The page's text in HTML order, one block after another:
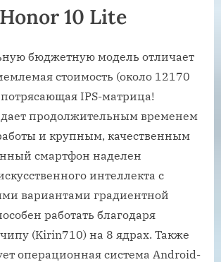
10 Lite
бюджетную модель отличает
стоимость (около 12170
IPS-матрица!
продолжительным временем
и крупным, качественным
смартфон наделен
интеллекта с
вариантами градиентной
работать благодаря
(Kirin710) на 8 ядрах. Также
операционная система Android-